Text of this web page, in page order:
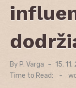
By P. Varga
15.
Time to Read:
-